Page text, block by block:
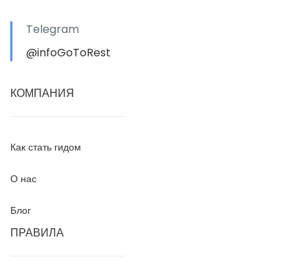
Telegram
@infoGoToRest
КОМПАНИЯ
Как стать гидом
О нас
Блог
ПРАВИЛА